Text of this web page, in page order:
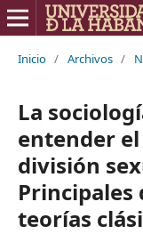
Inicio / Archivos /
La
entender
división
Principales
teorías